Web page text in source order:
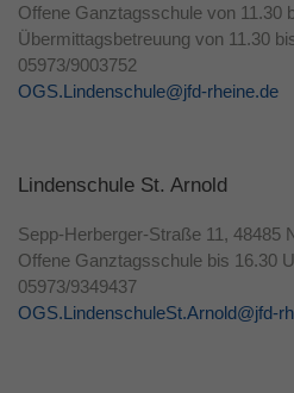
Offene Ganztagsschule von 11.30
Übermittagsbetreuung von 11.30
05973/9003752
OGS.Lindenschule@jfd-rheine.de
Lindenschule St. Arnold
Sepp-Herberger-Straße 11, 48485
Offene Ganztagsschule bis 16.30
05973/9349437
OGS.LindenschuleSt.Arnold@jfd-